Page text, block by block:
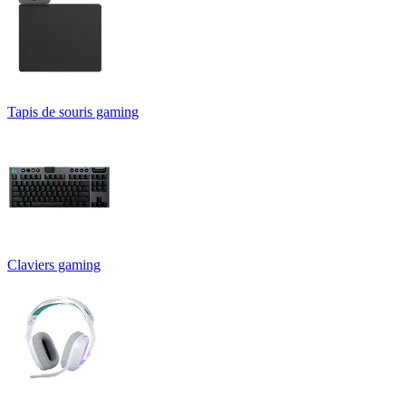
Tapis de souris gaming
Claviers gaming